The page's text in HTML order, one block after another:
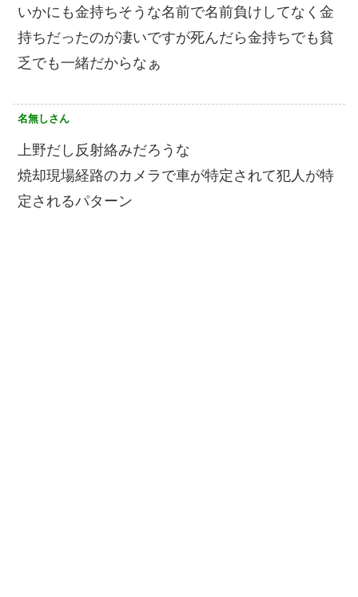
いかにも金持ちそうな名前で名前負けしてなく金
持ちだったのが凄いですが死んだら金持ちでも貧
乏でも一緒だからなぁ
名無しさん
上野だし反射絡みだろうな
焼却現場経路のカメラで車が特定されて犯人が特
定されるパターン